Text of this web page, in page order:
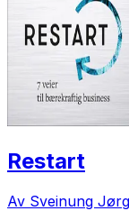
Restart
Av Sveinung